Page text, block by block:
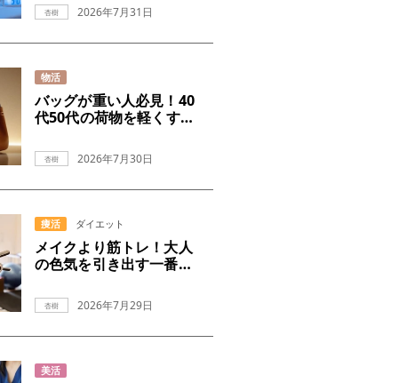
杏樹 2026年7月31日
物活
バッグが重い人必見！40
代50代の荷物を軽くする
杏樹 2026年7月30日
痩活 ダイエット
メイクより筋トレ！大人
の色気を引き出す一番の
杏樹 2026年7月29日
美活